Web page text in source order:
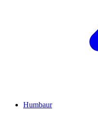
Humbaur